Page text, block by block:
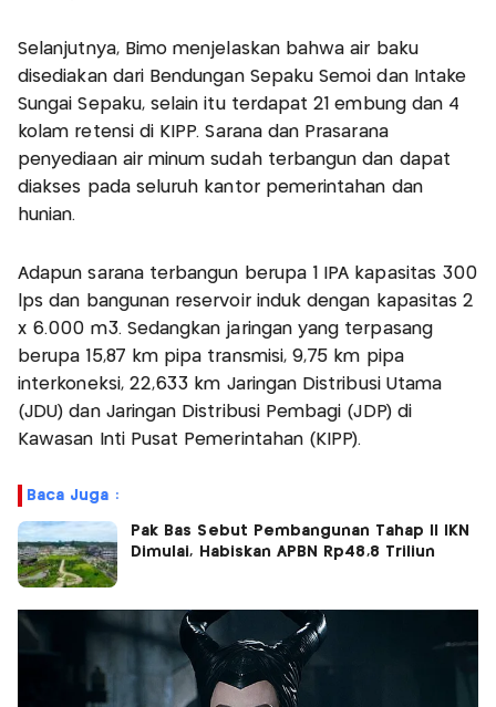
Selanjutnya, Bimo menjelaskan bahwa air baku
disediakan dari Bendungan Sepaku Semoi dan Intake
Sungai Sepaku, selain itu terdapat 21 embung dan 4
kolam retensi di KIPP. Sarana dan Prasarana
penyediaan air minum sudah terbangun dan dapat
diakses pada seluruh kantor pemerintahan dan
hunian.
Adapun sarana terbangun berupa 1 IPA kapasitas 300
lps dan bangunan reservoir induk dengan kapasitas 2
x 6.000 m3. Sedangkan jaringan yang terpasang
berupa 15,87 km pipa transmisi, 9,75 km pipa
interkoneksi, 22,633 km Jaringan Distribusi Utama
(JDU) dan Jaringan Distribusi Pembagi (JDP) di
Kawasan Inti Pusat Pemerintahan (KIPP).
Baca Juga :
Pak Bas Sebut Pembangunan Tahap II IKN
Dimulai, Habiskan APBN Rp48,8 Triliun